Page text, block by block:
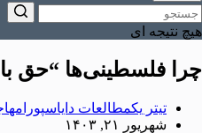
هیچ نتیجه ای
چرا فلسطینی‌ها “حق
تیتر یکمطالعات دایاسپورا
شهریور ۲۱, ۱۴۰۳